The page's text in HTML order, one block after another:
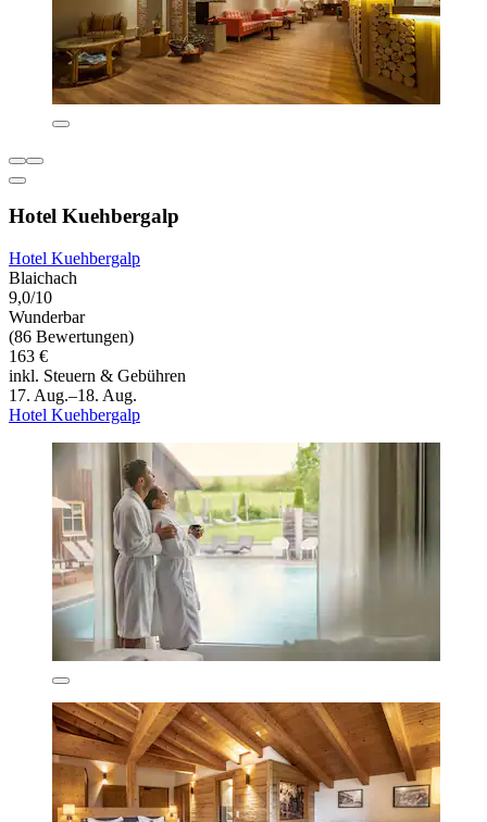
Hotel Kuehbergalp
Hotel Kuehbergalp
Blaichach
9,0/10
Wunderbar
(86 Bewertungen)
163 €
inkl. Steuern & Gebühren
17. Aug.–18. Aug.
Hotel Kuehbergalp